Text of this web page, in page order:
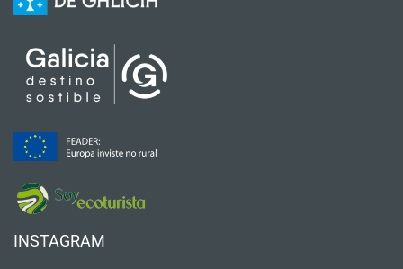
INSTAGRAM